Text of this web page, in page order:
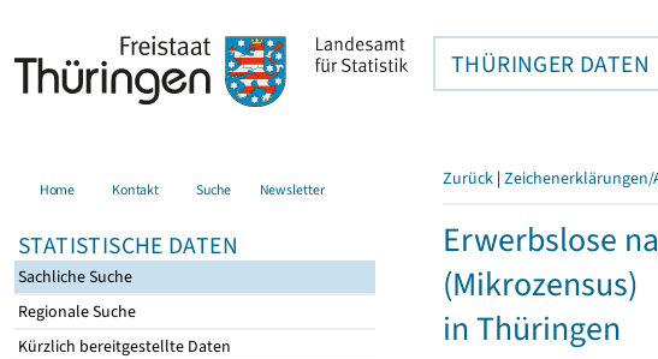
THÜRINGER DATEN
Home Kontakt Suche Newsletter
STATISTISCHE DATEN
Sachliche Suche
Regionale Suche
Kürzlich bereitgestellte Daten
Zurück |
Erwerbslose
(Mikrozensus)
in Thüringen